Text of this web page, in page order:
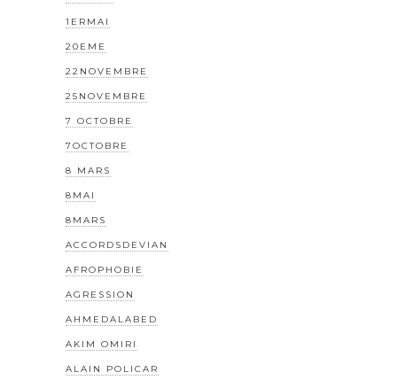
1ERMAI
20EME
22NOVEMBRE
25NOVEMBRE
7 OCTOBRE
7OCTOBRE
8 MARS
8MAI
8MARS
ACCORDSDEVIAN
AFROPHOBIE
AGRESSION
AHMEDALABED
AKIM OMIRI
ALAIN POLICAR